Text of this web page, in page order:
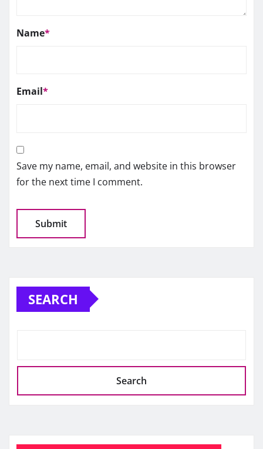
Name*
Email*
Save my name, email, and website in this browser
for the next time I comment.
SEARCH
Search